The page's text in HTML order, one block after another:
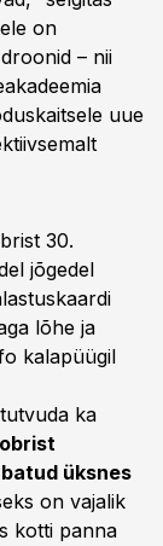
on
– nii
uue
30.
jõgedel
lõhe ja
kalapüügil
ka
üksnes
on vajalik
kotti panna